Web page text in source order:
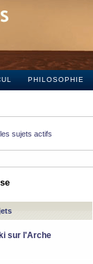
PHILOSOPHIE
sujets actifs
sur l'Arche